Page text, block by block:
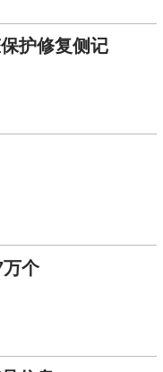
护修复侧记
个